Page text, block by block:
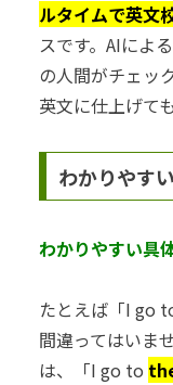
ルタイムで英文
スです。AIによ
の人間がチェッ
英文に仕上げて
わかりやす
わかりやすい具
たとえば「I go
間違ってはいま
は、「I go to